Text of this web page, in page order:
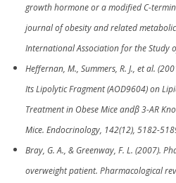
growth hormone or a modified C-
journal of obesity and related
International Association for the Study
Heffernan, M., Summers, R. J., et al.
Its Lipolytic Fragment (AOD9604) on
Treatment in Obese Mice andβ 3-AR
Mice. Endocrinology, 142(12), 5182-
Bray, G. A., & Greenway, F. L. (2007).
overweight patient. Pharmacological